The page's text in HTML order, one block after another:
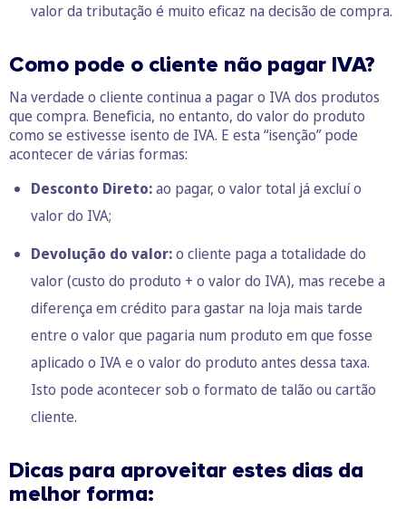
valor da tributação é muito eficaz na decisão de compra.
Como pode o cliente não pagar IVA?
Na verdade o cliente continua a pagar o IVA dos produtos
que compra. Beneficia, no entanto, do valor do produto
como se estivesse isento de IVA. E esta “isenção” pode
acontecer de várias formas:
Desconto Direto:ao pagar, o valor total já excluí o
valor do IVA;
Devolução do valor:o cliente paga a totalidade do
valor (custo do produto + o valor do IVA), mas recebe a
diferença em crédito para gastar na loja mais tarde
entre o valor que pagaria num produto em que fosse
aplicado o IVA e o valor do produto antes dessa taxa.
Isto pode acontecer sob o formato de talão ou cartão
cliente.
Dicas para aproveitar estes dias da
melhor forma: